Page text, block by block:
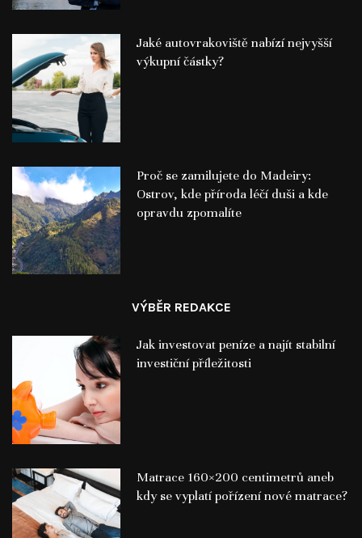
Jaké autovrakoviště nabízí nejvyšší
výkupní částky?
Proč se zamilujete do Madeiry:
Ostrov, kde příroda léčí duši a kde
opravdu zpomalíte
VÝBĚR REDAKCE
Jak investovat peníze a najít stabilní
investiční příležitosti
Matrace 160×200 centimetrů aneb
kdy se vyplatí pořízení nové matrace?